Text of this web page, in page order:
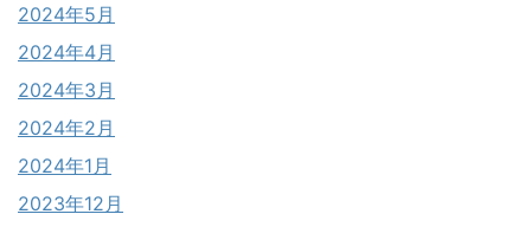
2024年5月
2024年4月
2024年3月
2024年2月
2024年1月
2023年12月